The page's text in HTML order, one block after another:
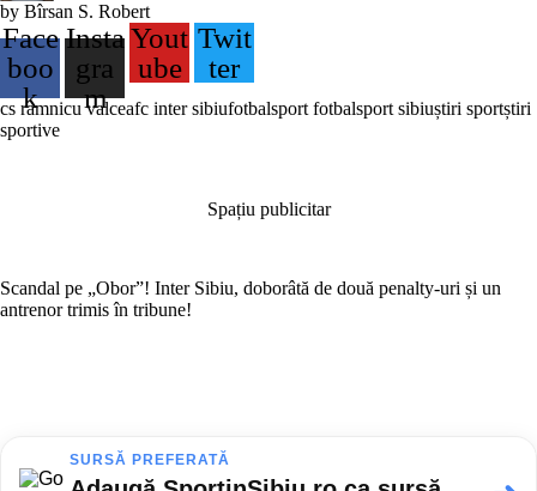
by Bîrsan S. Robert
Face
boo
k
Insta
gra
m
Yout
ube
Twit
ter
cs ramnicu valceafc inter sibiufotbalsport fotbalsport sibiuștiri sportștiri
sportive
Spațiu publicitar
Scandal pe „Obor”! Inter Sibiu, doborâtă de două penalty-uri și un
antrenor trimis în tribune!
SURSĂ PREFERATĂ